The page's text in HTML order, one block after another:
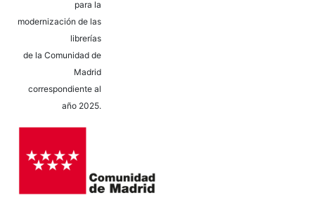
para la
modernización de las
librerías
de la Comunidad de
Madrid
correspondiente al
año 2025.